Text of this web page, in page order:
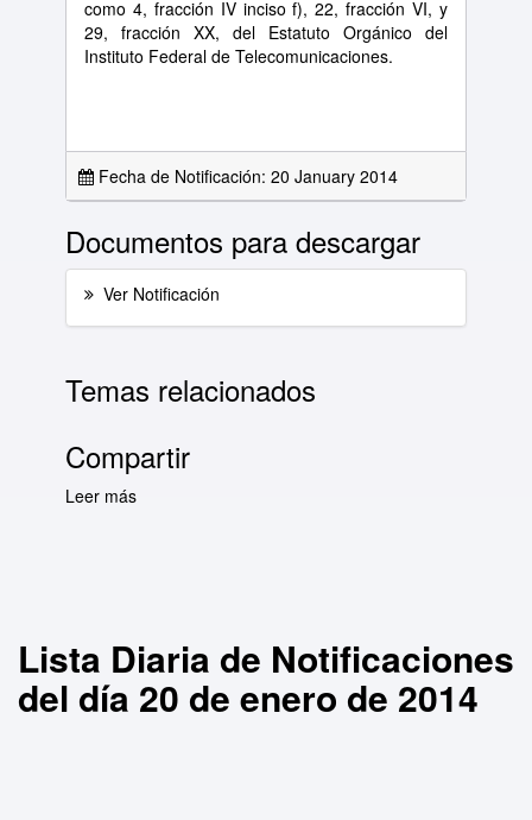
como 4, fracción IV inciso f), 22, fracción VI, y
29, fracción XX, del Estatuto Orgánico del
Instituto Federal de Telecomunicaciones.
Fecha de Notificación: 20 January 2014
Documentos para descargar
Ver Notificación
Temas relacionados
Compartir
Leer más
Lista Diaria de Notificaciones
del día 20 de enero de 2014